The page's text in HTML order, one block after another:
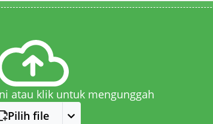
atau klik untuk mengunggah
Pilih file